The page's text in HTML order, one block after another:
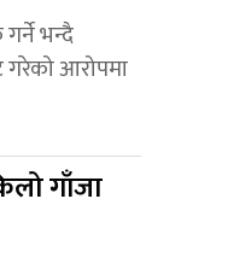
भन्दै
आरोपमा
गाँजा